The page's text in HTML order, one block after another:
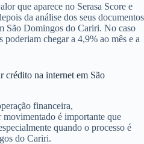
que aparece no Serasa Score e
da análise dos seus documentos
São Domingos do Cariri. No caso
chegar a 4,9% ao mês e a
crédito na internet em São
financeira,
movimentado é importante que
quando o processo é
do Cariri.